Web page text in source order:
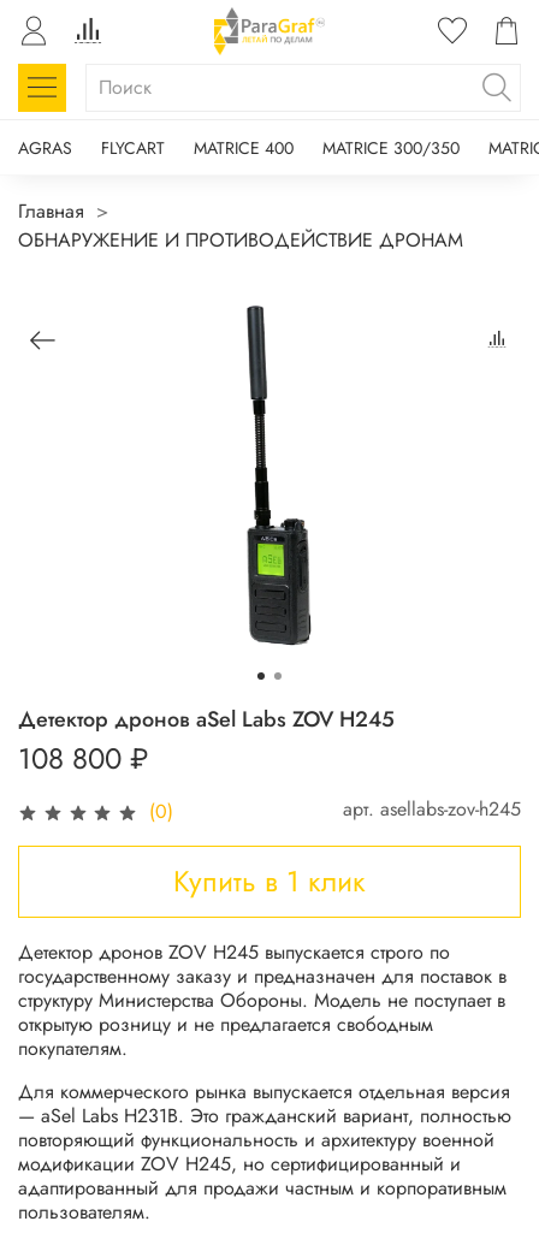
AGRAS FLYCART MATRICE 400 MATRICE 300/350
Главная
ОБНАРУЖЕНИЕ И ПРОТИВОДЕЙСТВИЕ ДРОНАМ
(0) арт. asellabs-zov-h245
Детектор дронов aSel Labs ZOV H245
108 800 ₽
Купить в 1 клик
Детектор дронов ZOV H245 выпускается строго по
государственному заказу и предназначен для поставок в
структуру Министерства Обороны. Модель не поступает в
открытую розницу и не предлагается свободным
покупателям.
Для коммерческого рынка выпускается отдельная версия
— aSel Labs H231B. Это гражданский вариант, полностью
повторяющий функциональность и архитектуру военной
модификации ZOV H245, но сертифицированный и
адаптированный для продажи частным и корпоративным
пользователям.